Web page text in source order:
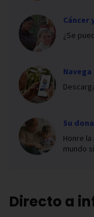
Cáncer
¿Se
Su
Honre
mundo
Directo a